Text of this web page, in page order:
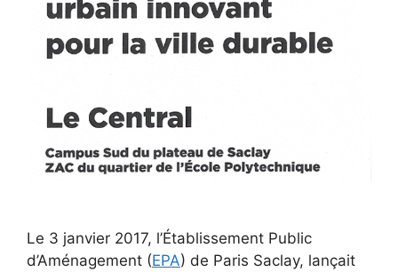
Le 3 janvier 2017, l’Établissement Public
d’Aménagement (EPA) de Paris Saclay, lançait